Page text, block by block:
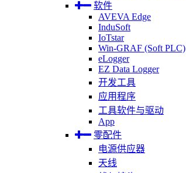
软件
AVEVA Edge
InduSoft
IoTstar
Win-GRAF (Soft PLC)
eLogger
EZ Data Logger
开发工具
应用程序
工具软件与驱动
App
零配件
电源供应器
天线